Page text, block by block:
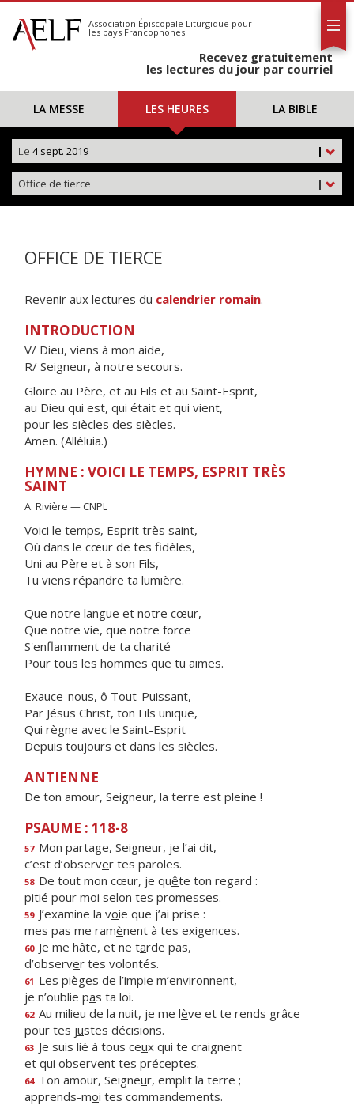
S'abonner
Calendrier
Association Épiscopale Liturgique pour
les pays Francophones
Recevez gratuitement
les lectures du jour par courriel
LA MESSE LES HEURES LA BIBLE
|
Le 4 sept. 2019
|
Office de tierce
OFFICE DE TIERCE
Revenir aux lectures du calendrier romain.
INTRODUCTION
V/ Dieu, viens à mon aide,
R/ Seigneur, à notre secours.
Gloire au Père, et au Fils et au Saint-Esprit,
au Dieu qui est, qui était et qui vient,
pour les siècles des siècles.
Amen. (Alléluia.)
HYMNE : VOICI LE TEMPS, ESPRIT TRÈS
SAINT
A. Rivière — CNPL
Voici le temps, Esprit très saint,
Où dans le cœur de tes fidèles,
Uni au Père et à son Fils,
Tu viens répandre ta lumière.
Que notre langue et notre cœur,
Que notre vie, que notre force
S'enflamment de ta charité
Pour tous les hommes que tu aimes.
Exauce-nous, ô Tout-Puissant,
Par Jésus Christ, ton Fils unique,
Qui règne avec le Saint-Esprit
Depuis toujours et dans les siècles.
ANTIENNE
De ton amour, Seigneur, la terre est pleine !
PSAUME : 118-8
57 Mon partage, Seigneur, je l’ai dit,
c’est d’observer tes paroles.
58 De tout mon cœur, je quête ton regard :
pitié pour moi selon tes promesses.
59 J’examine la voie que j’ai prise :
mes pas me ramènent à tes exigences.
60 Je me hâte, et ne tarde pas,
d’observer tes volontés.
61 Les pièges de l’impie m’environnent,
je n’oublie pas ta loi.
62 Au milieu de la nuit, je me lève et te rends grâce
pour tes justes décisions.
63 Je suis lié à tous ceux qui te craignent
et qui observent tes préceptes.
64 Ton amour, Seigneur, emplit la terre ;
apprends-moi tes commandements.